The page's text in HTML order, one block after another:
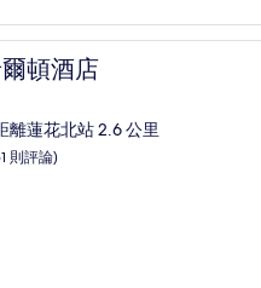
頓酒店
酒店
離蓮花北站 2.6 公里
則評論)